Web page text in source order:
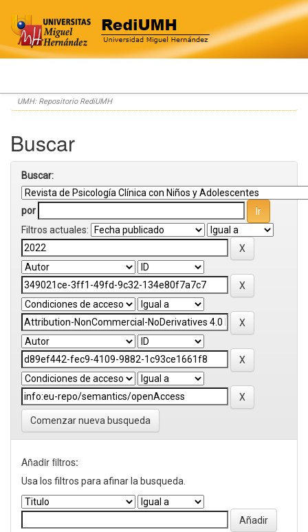
Skip
navigation
UMH: Repositorio RediUMH
Buscar
Buscar:
por
Filtros actuales:
Comenzar nueva busqueda
Añadir filtros:
Usa los filtros para afinar la busqueda.